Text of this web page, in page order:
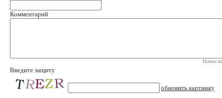
Комментарий
Новые
Введите защиту
обновить картинку